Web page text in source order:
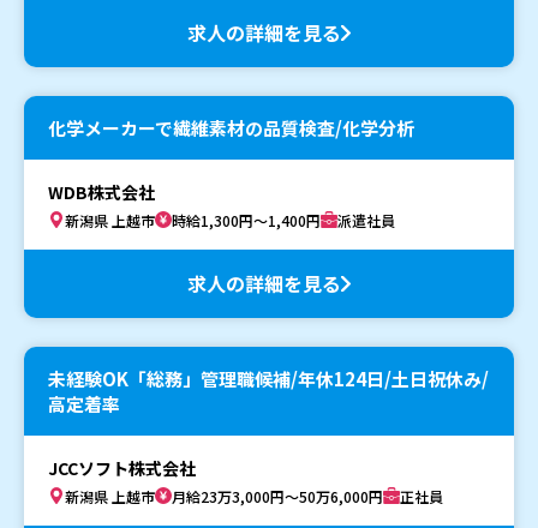
求人の詳細を見る
化学メーカーで繊維素材の品質検査/化学分析
WDB株式会社
新潟県 上越市 時給1,300円～1,400円 派遣社員
求人の詳細を見る
未経験OK「総務」管理職候補/年休124日/土日祝休み/
高定着率
JCCソフト株式会社
新潟県 上越市 月給23万3,000円～50万6,000円 正社員